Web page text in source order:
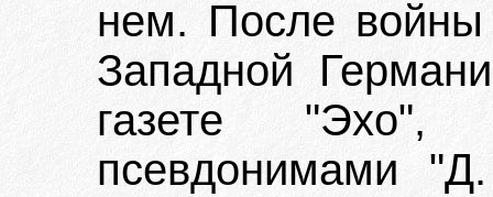
нем. После войны
Западной
газете "Эхо",
псевдонимами